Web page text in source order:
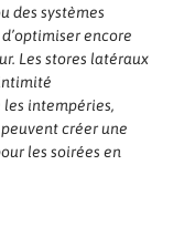
des systèmes
encore
Les stores latéraux
intempéries,
créer une
les soirées en